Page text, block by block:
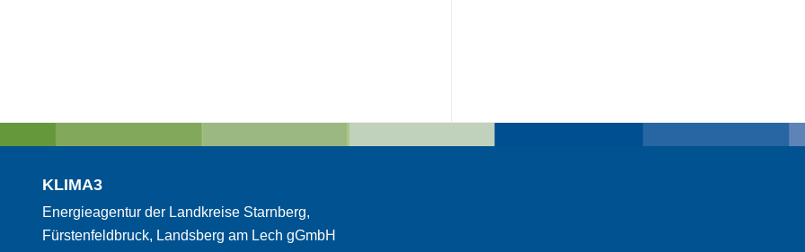
KLIMA3
Energieagentur der Landkreise Starnberg,
Fürstenfeldbruck, Landsberg am Lech gGmbH